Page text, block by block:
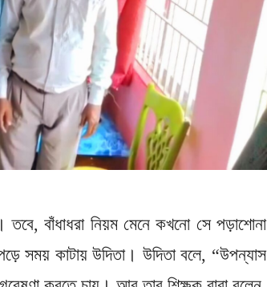
বাঁধাধরা নিয়ম মেনে কখনো সে পড়াশোনা
সময় কাটায় উদিতা। উদিতা বলে, “উপন্যাস